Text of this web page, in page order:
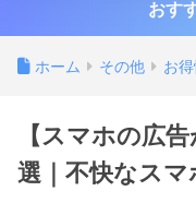
おす
ホーム その他 お
【スマホの広
選｜不快なスマ